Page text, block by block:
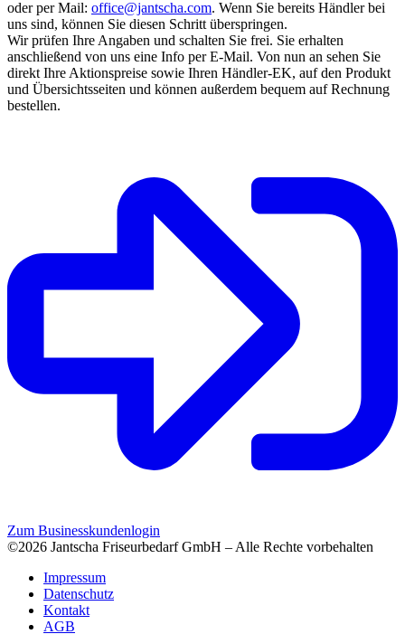
oder per Mail: office@jantscha.com. Wenn Sie bereits Händler bei
uns sind, können Sie diesen Schritt überspringen.
Wir prüfen Ihre Angaben und schalten Sie frei. Sie erhalten
anschließend von uns eine Info per E-Mail. Von nun an sehen Sie
direkt Ihre Aktionspreise sowie Ihren Händler-EK, auf den Produkt
und Übersichtsseiten und können außerdem bequem auf Rechnung
bestellen.
Zum Businesskundenlogin
©2026 Jantscha Friseurbedarf GmbH – Alle Rechte vorbehalten
Impressum
Datenschutz
Kontakt
AGB